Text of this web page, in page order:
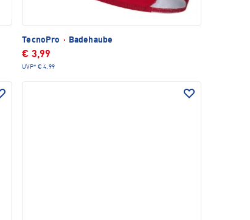
TecnoPro · Badehaube
€ 3,99
UVP* € 4,99